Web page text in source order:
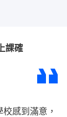
課確
感到滿意，